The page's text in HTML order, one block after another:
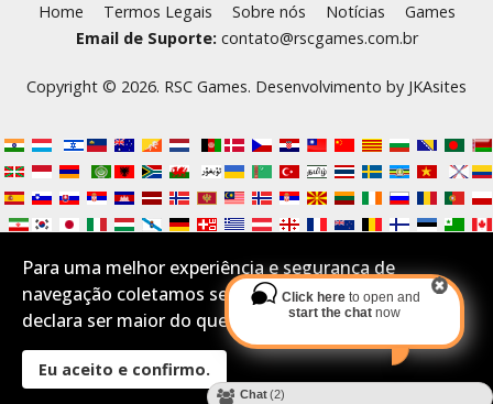
Home Termos Legais Sobre nós Notícias
Games
Email de Suporte: contato@rscgames.com.br
Copyright © 2026. RSC Games. Desenvolvimento by JKAsites
Desktop Layout
Para uma melhor experiência e segurança de
navegação coletamos seus Cookies.Se você aceita e
declara ser maior do que 16 anos por favor confirme:
Eu aceito e confirmo.
Chat(2)
Click hereto open and
start the chat now